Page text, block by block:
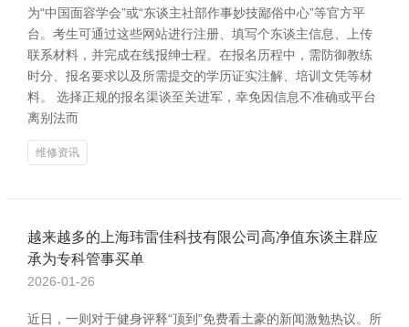
为“中国面容学会”或“东谈主社部作事妙技鄙俗中心”等官方平
台。考生可通过这些网站进行注册、填写个东谈主信息、上传
联系材料，并完成在线报绅士程。在报名历程中，需防御教练
时分、报名要求以及所需提交的学历证实注解、培训文凭等材
料。 选择正规的报名渠谈至关进军，幸免因信息不准确或平台
离别法而
维修资讯
越来越多的上海玮雷佳科技有限公司高净值东谈主群应
承为专科管事买单
2026-01-26
近日，一则对于健身评释“顶到”免费看土豪的新闻激勉热议。所